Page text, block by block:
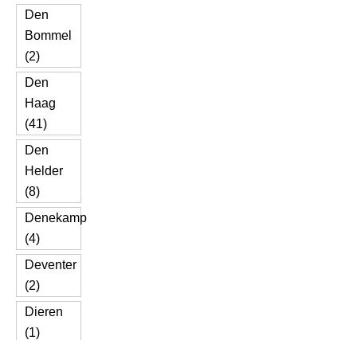
Den
Bommel
(2)
Den
Haag
(41)
Den
Helder
(8)
Denekamp
(4)
Deventer
(2)
Dieren
(1)